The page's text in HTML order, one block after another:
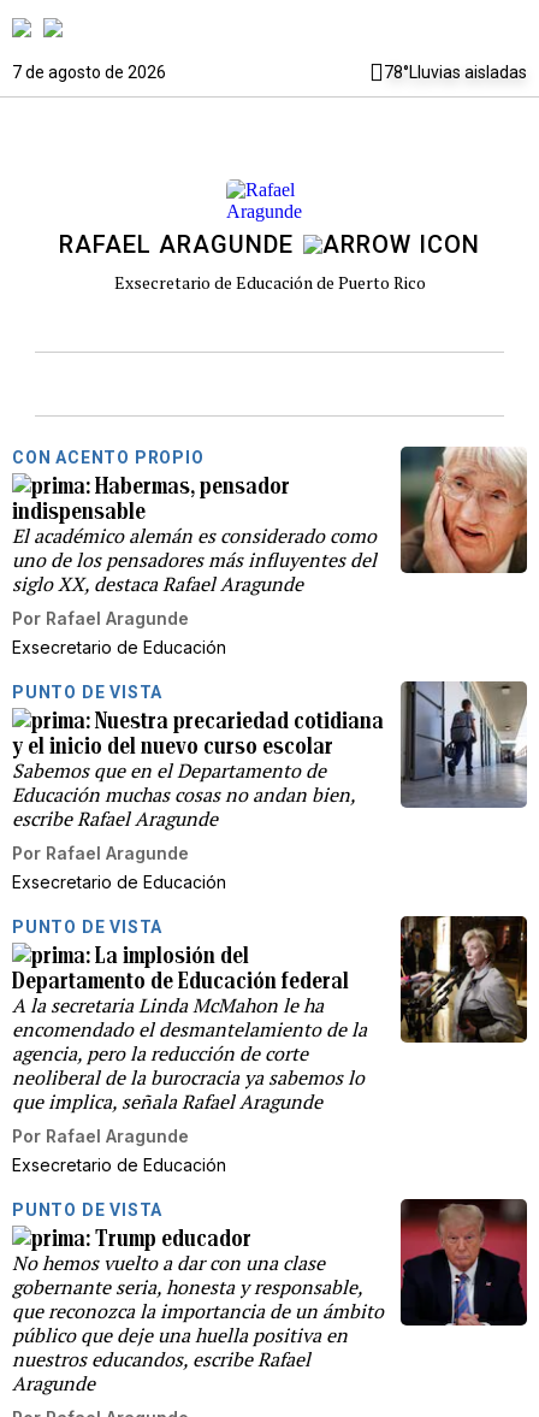
7 de agosto de 2026 78°Lluvias aisladas
RAFAEL ARAGUNDE
Exsecretario de Educación de Puerto Rico
CON ACENTO PROPIO
Habermas, pensador
indispensable
El académico alemán es considerado como
uno de los pensadores más influyentes del
siglo XX, destaca Rafael Aragunde
Por Rafael Aragunde
Exsecretario de Educación
PUNTO DE VISTA
Nuestra precariedad cotidiana
y el inicio del nuevo curso escolar
Sabemos que en el Departamento de
Educación muchas cosas no andan bien,
escribe Rafael Aragunde
Por Rafael Aragunde
Exsecretario de Educación
PUNTO DE VISTA
La implosión del
Departamento de Educación federal
A la secretaria Linda McMahon le ha
encomendado el desmantelamiento de la
agencia, pero la reducción de corte
neoliberal de la burocracia ya sabemos lo
que implica, señala Rafael Aragunde
Por Rafael Aragunde
Exsecretario de Educación
PUNTO DE VISTA
Trump educador
No hemos vuelto a dar con una clase
gobernante seria, honesta y responsable,
que reconozca la importancia de un ámbito
público que deje una huella positiva en
nuestros educandos, escribe Rafael
Aragunde